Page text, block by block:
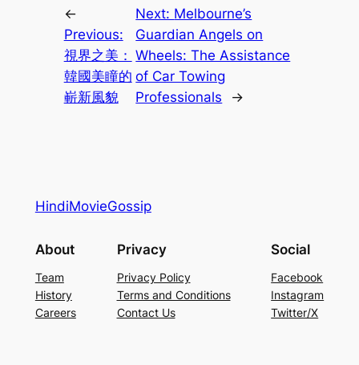
←
Previous:
視界之美：
韓國美瞳的
嶄新風貌
Next: Melbourne’s
Guardian Angels on
Wheels: The Assistance
of Car Towing
Professionals
→
HindiMovieGossip
About
Team
History
Careers
Privacy
Privacy Policy
Terms and Conditions
Contact Us
Social
Facebook
Instagram
Twitter/X